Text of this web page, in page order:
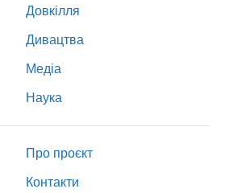
Довкілля
Дивацтва
Медіа
Наука
Про проєкт
Контакти